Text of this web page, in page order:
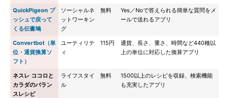
QuickPigeon プ
ッシュで戻って
くる伝書鳩
ソーシャルネ
ットワーキン
グ
無料
Yes／Noで答えられる簡単な質問をメ
ールで送れるアプリ
Convertbot（単
位・通貨換算ソ
フト）
ユーティリテ
ィ
115円
通貨、長さ、重さ、時間など440種以
上の単位に対応した換算アプリ
ネスレ ココロと
カラダのバラン
スレシピ
ライフスタイ
ル
無料
1500以上のレシピを収録、検索機能
も充実したアプリ